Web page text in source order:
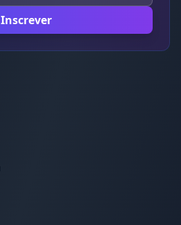
Inscrever